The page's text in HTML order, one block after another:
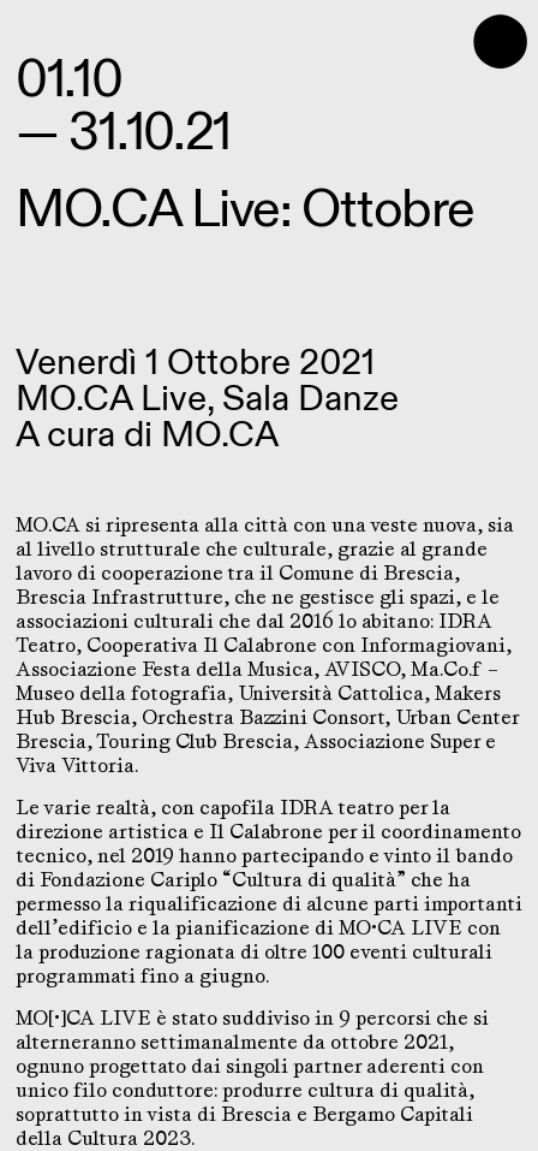
⬤
01.10
— 31.10.21
MO.CA Live: Ottobre
Venerdì 1 Ottobre 2021
MO.CA Live, Sala Danze
A cura di MO.CA
MO.CA si ripresenta alla città con una veste nuova, sia
al livello strutturale che culturale, grazie al grande
lavoro di cooperazione tra il Comune di Brescia,
Brescia Infrastrutture, che ne gestisce gli spazi, e le
associazioni culturali che dal 2016 lo abitano: IDRA
Teatro, Cooperativa Il Calabrone con Informagiovani,
Associazione Festa della Musica, AVISCO, Ma.Co.f –
Museo della fotografia, Università Cattolica, Makers
Hub Brescia, Orchestra Bazzini Consort, Urban Center
Brescia, Touring Club Brescia, Associazione Super e
Viva Vittoria.
Le varie realtà, con capofila IDRA teatro per la
direzione artistica e Il Calabrone per il coordinamento
tecnico, nel 2019 hanno partecipando e vinto il bando
di Fondazione Cariplo “Cultura di qualità” che ha
permesso la riqualificazione di alcune parti importanti
dell’edificio e la pianificazione di MO•CA LIVE con
la produzione ragionata di oltre 100 eventi culturali
programmati fino a giugno.
MO[•]CA LIVE è stato suddiviso in 9 percorsi che si
alterneranno settimanalmente da ottobre 2021,
ognuno progettato dai singoli partner aderenti con
unico filo conduttore: produrre cultura di qualità,
soprattutto in vista di Brescia e Bergamo Capitali
della Cultura 2023.